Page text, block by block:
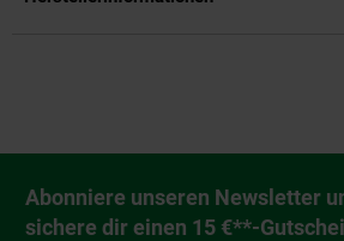
Newsletter Anmeldung
Abonniere unseren Newsletter
sichere dir einen 15 €**-